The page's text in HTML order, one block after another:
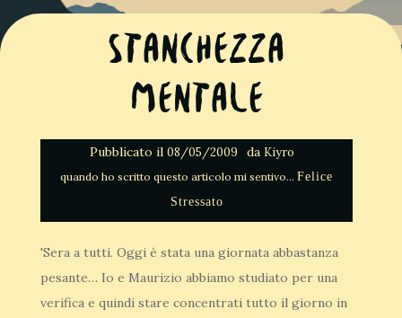
Stanchezza
mentale
Pubblicato il 08/05/2009 da Kiyro
Felice
Stressato
'Sera a tutti. Oggi è stata una giornata abbastanza
pesante… Io e Maurizio abbiamo studiato per una
verifica e quindi stare concentrati tutto il giorno in